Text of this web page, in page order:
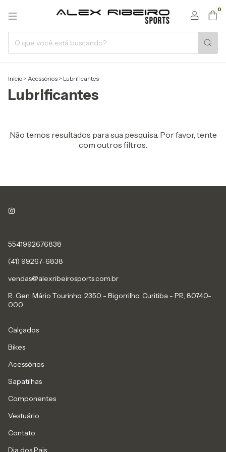
0
Início > Acessórios > Lubrificantes
Lubrificantes
Não temos resultados para sua pesquisa. Por favor, tente
com outros filtros.
5541992676838
(41) 99267-6838
vendas@alexribeirosports.com.br
R. Gen. Mário Tourinho, 2350 - Bigorrilho, Curitiba - PR, 80740-
000
Calçados
Bikes
Acessórios
Sapatilhas
Componentes
Vestuário
Contato
Dia dos Pais